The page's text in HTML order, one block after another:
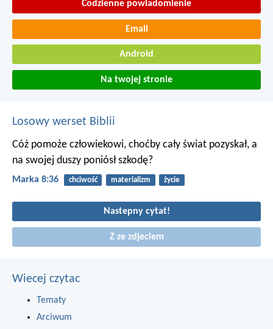
Codzienne powiadomienie
Email
Android
Na twojej stronie
Losowy werset Biblii
Cóż pomoże człowiekowi, choćby cały świat pozyskał, a
na swojej duszy poniósł szkodę?
Marka 8:36 chciwość materializm życie
Nastepny cytat!
Z ze zdjeciem
Wiecej czytac
Tematy
Arciwum